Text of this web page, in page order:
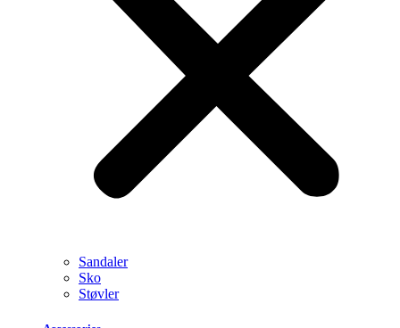
Sandaler
Sko
Støvler